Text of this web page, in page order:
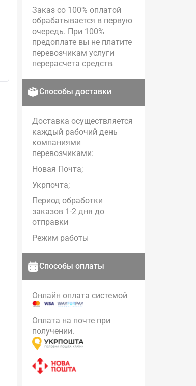
Заказ со 100% оплатой
обрабатывается в первую
очередь. При 100%
предоплате вы не платите
перевозчикам услуги
перерасчета средств
Способы доставки
Доставка осуществляется
каждый рабочий день
компаниями
перевозчиками:
Новая Почта;
Укрпочта;
Период обработки
заказов 1-2 дня до
отправки
Режим работы
Способы оплаты
Онлайн оплата системой
Оплата на почте при
получении.